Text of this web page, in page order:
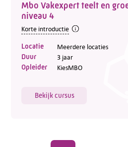
Mbo Vakexpert teelt en
niveau 4
Korte introductie
Locatie Meerdere locaties
Duur 3 jaar
Opleider KiesMBO
Bekijk cursus